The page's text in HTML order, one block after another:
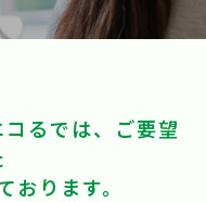
るでは、ご要望
おります。